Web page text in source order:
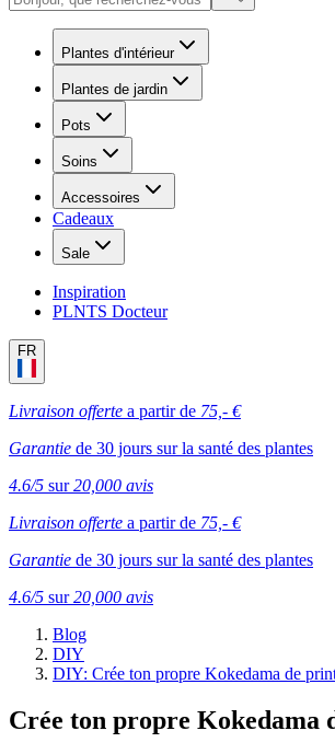
Plantes d'intérieur
Plantes de jardin
Pots
Soins
Accessoires
Cadeaux
Sale
Inspiration
PLNTS Docteur
FR
Livraison offerte a partir de 75,- €
Garantie de 30 jours sur la santé des plantes
4.6/5 sur20,000 avis
Livraison offerte a partir de 75,- €
Garantie de 30 jours sur la santé des plantes
4.6/5 sur20,000 avis
Blog
DIY
DIY: Crée ton propre Kokedama de
Crée ton propre Kokedama